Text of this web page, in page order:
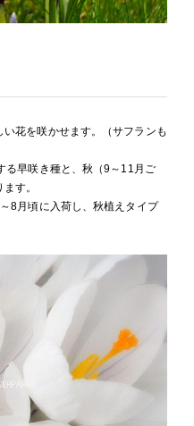
花を咲かせます。（サフランも
る早咲き種と、秋（9～11月ご
す。
8月頃に入荷し、秋植えタイプ